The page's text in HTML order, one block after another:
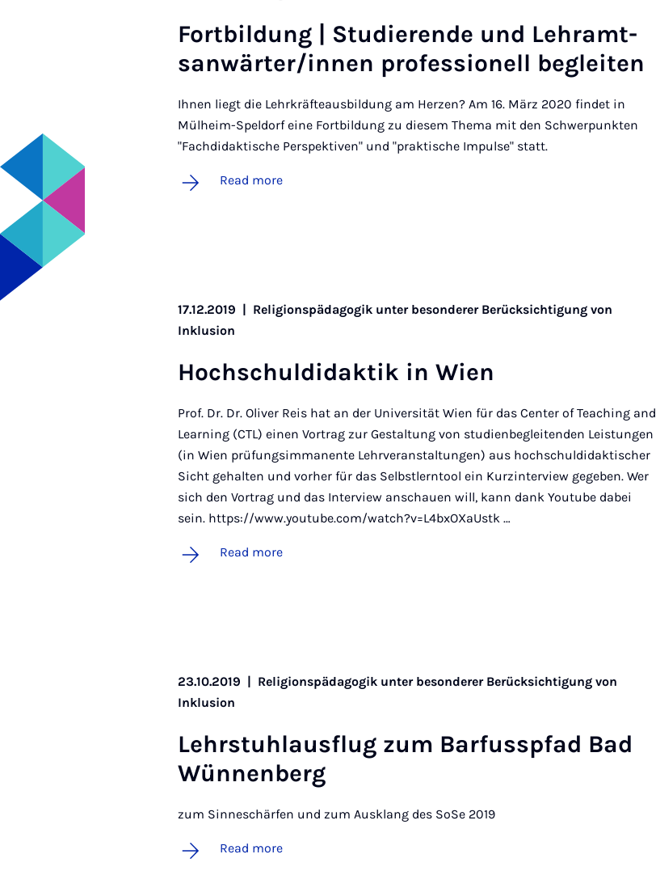
Fort­b­ildung | Stud­i­er­ende und Lehramt­
san­wärter/innen pro­fes­sion­ell beg­leiten
Ihnen liegt die Lehrkräfteausbildung am Herzen? Am 16. März 2020 findet in
Mülheim-Speldorf eine Fortbildung zu diesem Thema mit den Schwerpunkten
"Fachdidaktische Perspektiven" und "praktische Impulse" statt.
Read more
17.12.2019 | Religionspädagogik unter besonderer Berücksichtigung von
Inklusion
Hoch­schul­didak­tik in Wien
Prof. Dr. Dr. Oliver Reis hat an der Universität Wien für das Center of Teaching and
Learning (CTL) einen Vortrag zur Gestaltung von studienbegleitenden Leistungen
(in Wien prüfungsimmanente Lehrveranstaltungen) aus hochschuldidaktischer
Sicht gehalten und vorher für das Selbstlerntool ein Kurzinterview gegeben. Wer
sich den Vortrag und das Interview anschauen will, kann dank Youtube dabei
sein. https://www.youtube.com/watch?v=L4bxOXaUstk …
Read more
23.10.2019 | Religionspädagogik unter besonderer Berücksichtigung von
Inklusion
Lehr­stuh­laus­flug zum Bar­fussp­fad Bad
Wünnen­berg
zum Sinneschärfen und zum Ausklang des SoSe 2019
Read more